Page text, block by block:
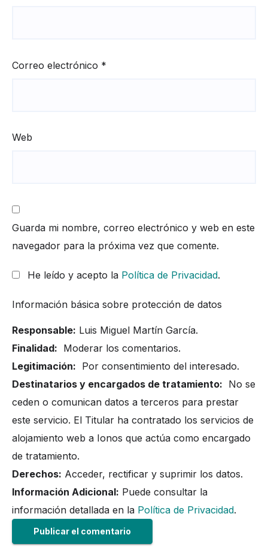
Correo electrónico *
Web
Guarda mi nombre, correo electrónico y web en este
navegador para la próxima vez que comente.
He leído y acepto la Política de Privacidad.
Información básica sobre protección de datos
Responsable: Luis Miguel Martín García.
Finalidad: Moderar los comentarios.
Legitimación: Por consentimiento del interesado.
Destinatarios y encargados de tratamiento: No se
ceden o comunican datos a terceros para prestar
este servicio. El Titular ha contratado los servicios de
alojamiento web a Ionos que actúa como encargado
de tratamiento.
Derechos: Acceder, rectificar y suprimir los datos.
Información Adicional: Puede consultar la
información detallada en la Política de Privacidad.